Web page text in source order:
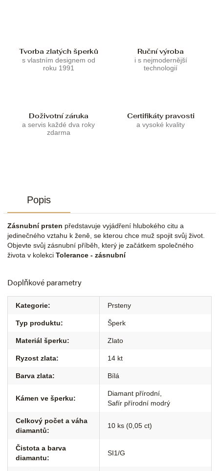
Tvorba zlatých šperků
s vlastním designem od
roku 1991
Ruční výroba
i s nejmodernější
technologií
Doživotní záruka
a servis každé dva roky
zdarma
Certifikáty pravosti
a vysoké kvality
Popis
Zásnubní prsten představuje vyjádření hlubokého citu a
jedinečného vztahu k ženě, se kterou chce muž spojit svůj život.
Objevte svůj zásnubní příběh, který je začátkem společného
života v kolekci Tolerance - zásnubní
Doplňkové parametry
Kategorie: Prsteny
Typ produktu: Šperk
Materiál šperku: Zlato
Ryzost zlata: 14 kt
Barva zlata: Bílá
Kámen ve šperku:
Diamant přírodní
Safír přírodní modrý
Celkový počet a váha
diamantů:
10 ks (0,05 ct)
Čistota a barva
diamantu:
SI1/G